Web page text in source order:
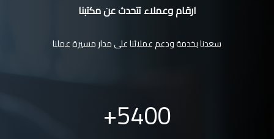
ارقام وعملاء تتحدث عن مكتبنا
سعدنا بخدمة ودعم عملائنا على مدار مسيرة عملنا
5400